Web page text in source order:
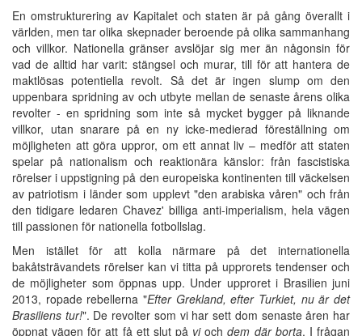
En omstrukturering av Kapitalet och staten är på gång överallt i
världen, men tar olika skepnader beroende på olika sammanhang
och villkor. Nationella gränser avslöjar sig mer än någonsin för
vad de alltid har varit: stängsel och murar, till för att hantera de
maktlösas potentiella revolt. Så det är ingen slump om den
uppenbara spridning av och utbyte mellan de senaste årens olika
revolter - en spridning som inte så mycket bygger på liknande
villkor, utan snarare på en ny icke-medierad föreställning om
möjligheten att göra uppror, om ett annat liv – medför att staten
spelar på nationalism och reaktionära känslor: från fascistiska
rörelser i uppstigning på den europeiska kontinenten till väckelsen
av patriotism i länder som upplevt "den arabiska våren" och från
den tidigare ledaren Chavez' billiga anti-imperialism, hela vägen
till passionen för nationella fotbollslag.
Men istället för att kolla närmare på det internationella
bakåtsträvandets rörelser kan vi titta på upprorets tendenser och
de möjligheter som öppnas upp. Under upproret i Brasilien juni
2013, ropade rebellerna "Efter Grekland, efter Turkiet, nu är det
Brasiliens tur!". De revolter som vi har sett dom senaste åren har
öppnat vägen för att få ett slut på viochdem där borta. I frågan